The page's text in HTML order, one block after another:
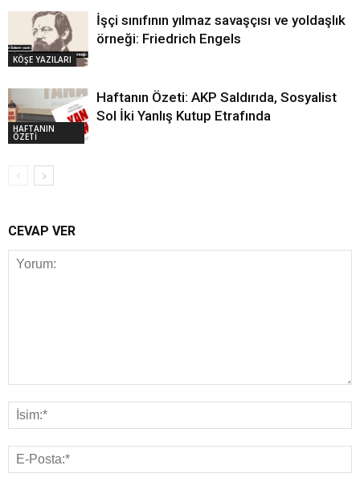
KÖŞE YAZILARI
İşçi sınıfının yılmaz savaşçısı ve yoldaşlık
örneği: Friedrich Engels
HAFTANIN
ÖZETİ
Haftanın Özeti: AKP Saldırıda, Sosyalist
Sol İki Yanlış Kutup Etrafında
CEVAP VER